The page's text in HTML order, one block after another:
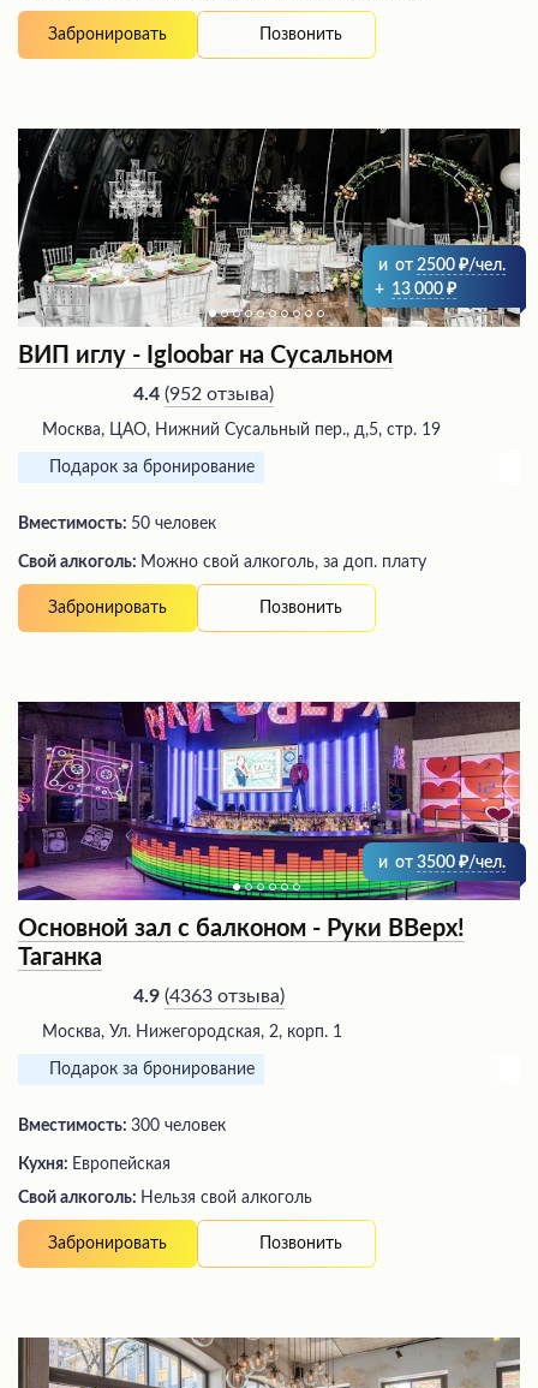
Забронировать Позвонить
и от 2500
/чел.
+ 13 000
ВИП иглу - Igloobar на Сусальном
4.4 (952 отзыва)
Москва, ЦАО, Нижний Сусальный пер., д,5, стр. 19
Подарок за бронирование
Вместимость: 50 человек
Свой алкоголь: Можно свой алкоголь, за доп. плату
Забронировать Позвонить
и от 3500 /чел.
Основной зал с балконом - Руки ВВерх!
Таганка
4.9 (4363 отзыва)
Москва, Ул. Нижегородская, 2, корп. 1
Подарок за бронирование
Вместимость: 300 человек
Кухня: Европейская
Свой алкоголь: Нельзя свой алкоголь
Забронировать Позвонить